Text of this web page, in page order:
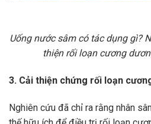
Uống nước sâm có tác dụng gì?
thiện rối loạn cương
3. Cải thiện chứng rối loạn
Nghiên cứu đã chỉ ra rằng nhân